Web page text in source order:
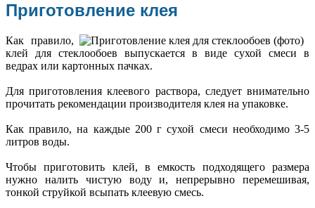
Приготовление клея
Как правило,
клей для стеклообоев выпускается в виде сухой смеси в
ведрах или картонных пачках.
Для приготовления клеевого раствора, следует внимательно
прочитать рекомендации производителя клея на упаковке.
Как правило, на каждые 200 г сухой смеси необходимо 3-5
литров воды.
Чтобы приготовить клей, в емкость подходящего размера
нужно налить чистую воду и, непрерывно перемешивая,
тонкой струйкой всыпать клеевую смесь.